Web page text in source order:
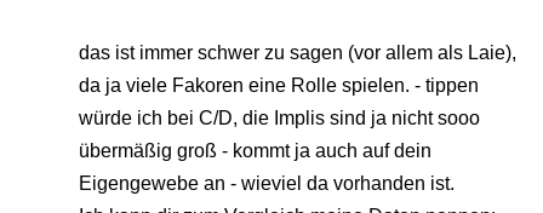
das ist immer schwer zu sagen (vor allem als Laie),
da ja viele Fakoren eine Rolle spielen. - tippen
würde ich bei C/D, die Implis sind ja nicht sooo
übermäßig groß - kommt ja auch auf dein
Eigengewebe an - wieviel da vorhanden ist.